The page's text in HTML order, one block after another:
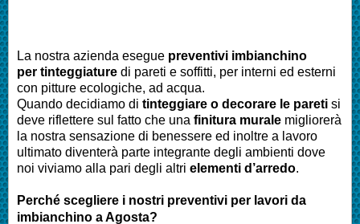
La nostra azienda esegue preventivi imbianchino
per tinteggiature di pareti e soffitti, per interni ed esterni
con pitture ecologiche, ad acqua.
Quando decidiamo di tinteggiare o decorare le pareti si
deve riflettere sul fatto che una finitura murale migliorerà
la nostra sensazione di benessere ed inoltre a lavoro
ultimato diventerà parte integrante degli ambienti dove
noi viviamo alla pari degli altri elementi d’arredo.
Perché scegliere i nostri preventivi per lavori da
imbianchino aAgosta?